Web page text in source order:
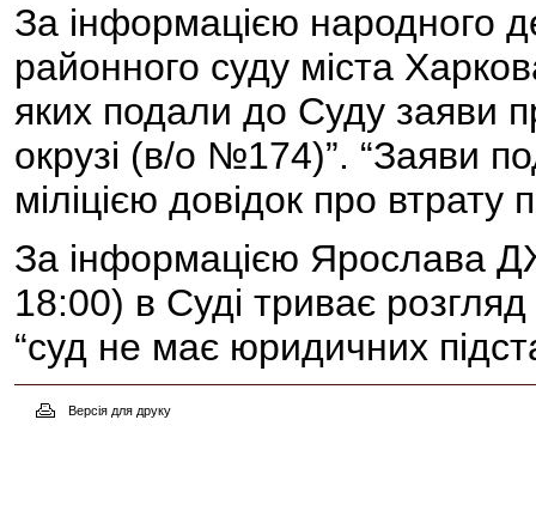
За інформацією народного
районного суду міста
яких подали до Суду заяви
окрузі (в/о №174)”. “Заяви
міліцією довідок про втрату
За інформацією Ярослава
18:00) в Суді триває
“суд не має юридичних
Версія для друку